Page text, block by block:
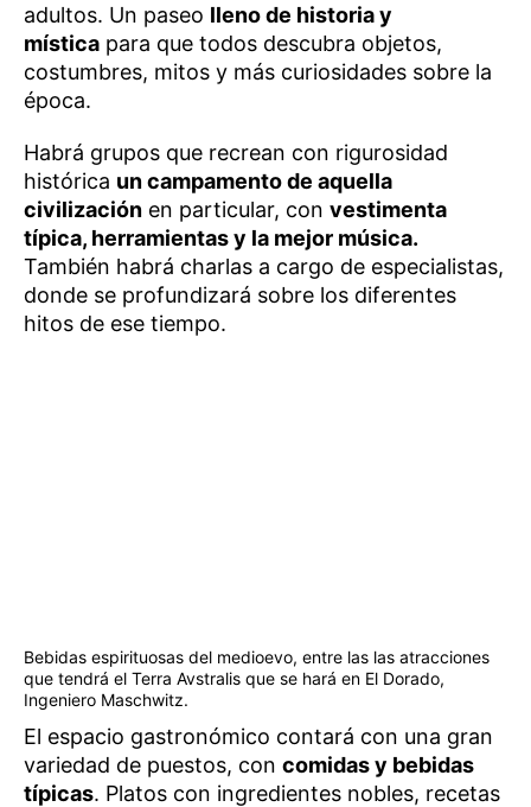
adultos. Un paseo lleno de historia y
mística para que todos descubra objetos,
costumbres, mitos y más curiosidades sobre la
época.
Habrá grupos que recrean con rigurosidad
histórica un campamento de aquella
civilización en particular, con vestimenta
típica, herramientas y la mejor música.
También habrá charlas a cargo de especialistas,
donde se profundizará sobre los diferentes
hitos de ese tiempo.
Bebidas espirituosas del medioevo, entre las las atracciones
que tendrá el Terra Avstralis que se hará en El Dorado,
Ingeniero Maschwitz.
El espacio gastronómico contará con una gran
variedad de puestos, con comidas y bebidas
típicas. Platos con ingredientes nobles, recetas